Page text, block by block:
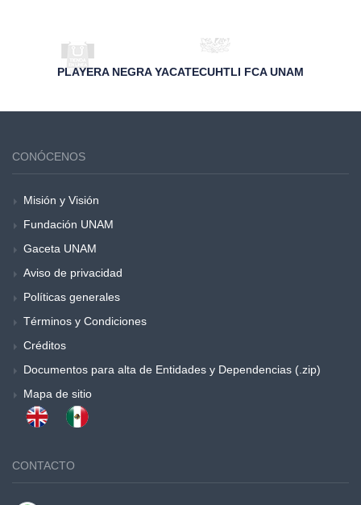
PLAYERA NEGRA YACATECUHTLI FCA UNAM
CONÓCENOS
Misión y Visión
Fundación UNAM
Gaceta UNAM
Aviso de privacidad
Políticas generales
Términos y Condiciones
Créditos
Documentos para alta de Entidades y Dependencias (.zip)
Mapa de sitio
CONTACTO